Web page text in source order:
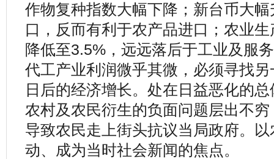
作物复种指数大幅下降；新台币大
口，反而有利于农产品进口；农业
降低至3.5%，远远落后于工业及服
代工产业利润微乎其微，必须寻找
日后的经济增长。处在日益恶化的
农村及农民衍生的负面问题层出不
导致农民走上街头抗议当局政府。
动、成为当时社会新闻的焦点。